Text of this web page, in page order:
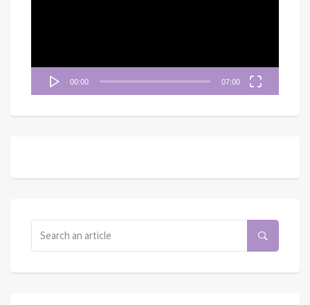
00:00 07:00